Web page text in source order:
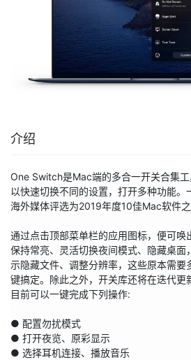
介绍
One Switch是Mac端的多合一开关合集
以快速切换不同的设置，打开多种功能。
海外媒体评选为2019年度10佳Mac软件之
通过点击顶部菜单栏的应用图标，便可唤
保持常亮、灵活切换夜间模式、隐藏桌面
示隐藏文件、调整分辨率，这些原本需要
键搞定。除此之外，开关库还将在迭代更
目前可以一键完成下列操作:
● 配置勿扰模式
● 打开夜览、原彩显示
● 选择耳机连接、播放音乐